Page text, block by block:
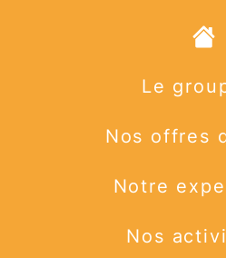
Le
Nos offres
Notre
Nos